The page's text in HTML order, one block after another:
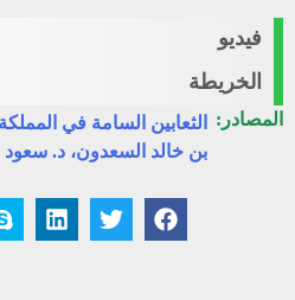
فيديو
الخريطة
المصادر:
الثعابين السامة في
بن خالد السعدون، د. سعود